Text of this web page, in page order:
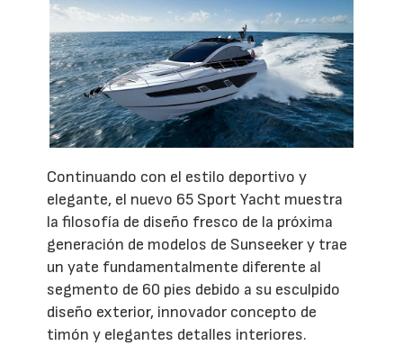
Continuando con el estilo deportivo y
elegante, el nuevo 65 Sport Yacht muestra
la filosofía de diseño fresco de la próxima
generación de modelos de Sunseeker y trae
un yate fundamentalmente diferente al
segmento de 60 pies debido a su esculpido
diseño exterior, innovador concepto de
timón y elegantes detalles interiores.